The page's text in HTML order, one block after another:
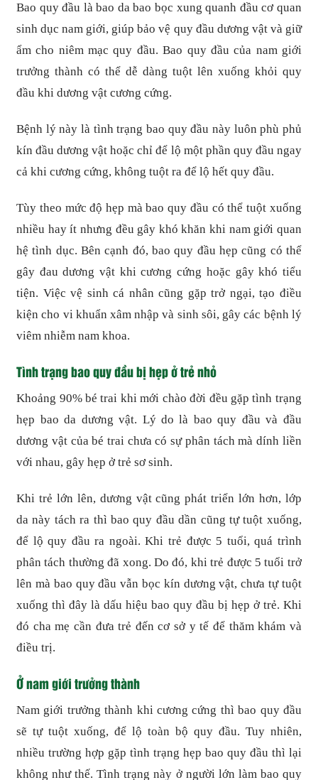
Bao quy đầu là bao da bao bọc xung quanh đầu cơ quan
sinh dục nam giới, giúp bảo vệ quy đầu dương vật và giữ
ẩm cho niêm mạc quy đầu. Bao quy đầu của nam giới
trưởng thành có thể dễ dàng tuột lên xuống khỏi quy
đầu khi dương vật cương cứng.
Bệnh lý này là tình trạng bao quy đầu này luôn phù phủ
kín đầu dương vật hoặc chỉ để lộ một phần quy đầu ngay
cả khi cương cứng, không tuột ra để lộ hết quy đầu.
Tùy theo mức độ hẹp mà bao quy đầu có thể tuột xuống
nhiều hay ít nhưng đều gây khó khăn khi nam giới quan
hệ tình dục. Bên cạnh đó, bao quy đầu hẹp cũng có thể
gây đau dương vật khi cương cứng hoặc gây khó tiểu
tiện. Việc vệ sinh cá nhân cũng gặp trở ngại, tạo điều
kiện cho vi khuẩn xâm nhập và sinh sôi, gây các bệnh lý
viêm nhiễm nam khoa.
Tình trạng bao quy đầu bị hẹp ở trẻ nhỏ
Khoảng 90% bé trai khi mới chào đời đều gặp tình trạng
hẹp bao da dương vật. Lý do là bao quy đầu và đầu
dương vật của bé trai chưa có sự phân tách mà dính liền
với nhau, gây hẹp ở trẻ sơ sinh.
Khi trẻ lớn lên, dương vật cũng phát triển lớn hơn, lớp
da này tách ra thì bao quy đầu dần cũng tự tuột xuống,
để lộ quy đầu ra ngoài. Khi trẻ được 5 tuổi, quá trình
phân tách thường đã xong. Do đó, khi trẻ được 5 tuổi trở
lên mà bao quy đầu vẫn bọc kín dương vật, chưa tự tuột
xuống thì đây là dấu hiệu bao quy đầu bị hẹp ở trẻ. Khi
đó cha mẹ cần đưa trẻ đến cơ sở y tế để thăm khám và
điều trị.
Ở nam giới trưởng thành
Nam giới trưởng thành khi cương cứng thì bao quy đầu
sẽ tự tuột xuống, để lộ toàn bộ quy đầu. Tuy nhiên,
nhiều trường hợp gặp tình trạng hẹp bao quy đầu thì lại
không như thế. Tình trạng này ở người lớn làm bao quy